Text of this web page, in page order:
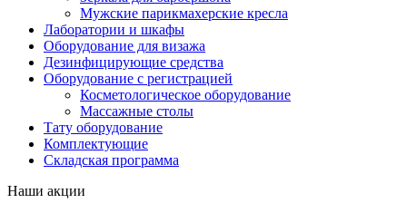
Мужские парикмахерские кресла
Лаборатории и шкафы
Оборудование для визажа
Дезинфицирующие средства
Оборудование с регистрацией
Косметологическое оборудование
Массажные столы
Тату оборудование
Комплектующие
Складская программа
Наши акции